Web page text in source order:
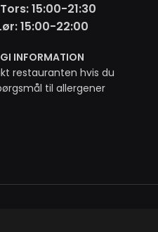
15:00-21:30
15:00-22:00
INFORMATION
restauranten hvis du
til allergener